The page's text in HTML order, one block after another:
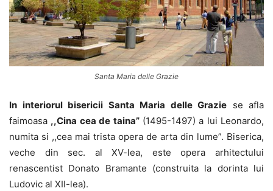
Santa Maria delle Grazie
In interiorul bisericii Santa Maria delle Grazie se afla
faimoasa ,,Cina cea de taina”(1495-1497) a lui Leonardo,
numita si ,,cea mai trista opera de arta din lume”. Biserica,
veche din sec. al XV-lea, este opera arhitectului
renascentist Donato Bramante (construita la dorinta lui
Ludovic al XII-lea).